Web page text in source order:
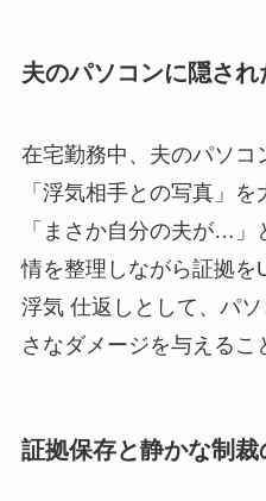
夫のパソコンに隠さ
在宅勤務中、夫のパソコ
「浮気相手との写真」を
「まさか自分の夫が…
情を整理しながら証拠を
浮気 仕返しとして、パ
さなダメージを与えるこ
証拠保存と静かな制裁